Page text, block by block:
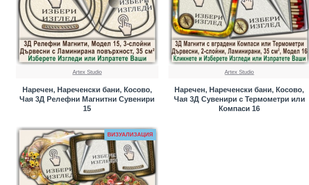
Artex Studio
Наречен, Нареченски бани, Косово,
Чая 3Д Релефни Магнитни Сувенири
15
Artex Studio
Наречен, Нареченски бани, Косово,
Чая 3Д Сувенири с Термометри или
Компаси 16
ВИЗУАЛИЗАЦИЯ